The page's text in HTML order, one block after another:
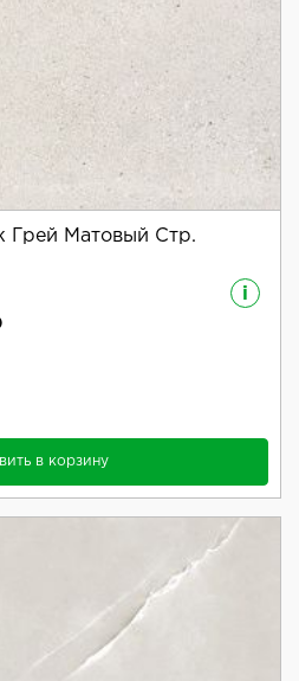
Грей Матовый Стр.
i
в корзину